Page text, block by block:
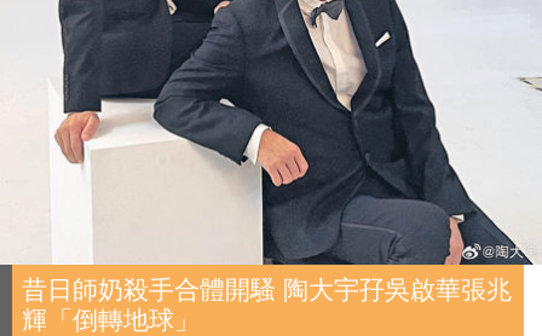
昔日師奶殺手合體開騷 陶大宇孖吳啟華張兆
輝「倒轉地球」